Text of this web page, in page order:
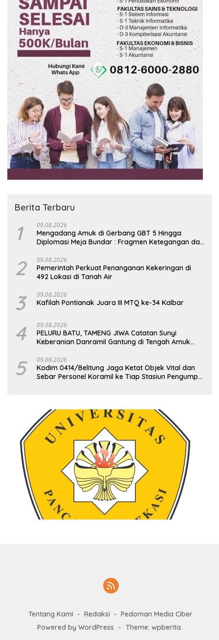
Berita Terbaru
1 09.08.2026
Mengadang Amuk di Gerbang GBT 5 Hingga
Diplomasi Meja Bundar : Fragmen Ketegangan dan
Timah Belitung
2 09.08.2026
Pemerintah Perkuat Penanganan Kekeringan di
492 Lokasi di Tanah Air
3 09.08.2026
Kafilah Pontianak Juara III MTQ ke-34 Kalbar
4 09.08.2026
PELURU BATU, TAMENG JIWA Catatan Sunyi
Keberanian Danramil Gantung di Tengah Amuk
5 09.08.2026
Kodim 0414/Belitung Jaga Ketat Objek Vital dan
Sebar Personel Koramil ke Tiap Stasiun Pengumpul
Tentang Kami Redaksi
Pedoman Media Ciber
Powered by WordPress
- Theme: wpberita.